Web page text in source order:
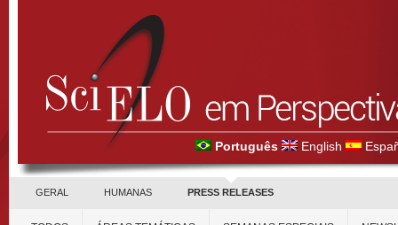
Português English
GERAL HUMANAS PRESS RELEASES